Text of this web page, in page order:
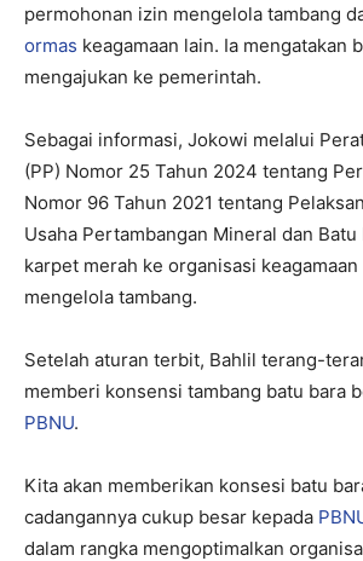
permohonan izin mengelola tambang
ormas keagamaan lain. Ia mengatakan
mengajukan ke pemerintah.
Sebagai informasi, Jokowi melalui
(PP) Nomor 25 Tahun 2024 tentang
Nomor 96 Tahun 2021 tentang
Usaha Pertambangan Mineral dan
karpet merah ke organisasi
mengelola tambang.
Setelah aturan terbit, Bahlil terang-
memberi konsensi tambang batu bara
PBNU.
Kita akan memberikan konsesi batu
cadangannya cukup besar kepada
dalam rangka mengoptimalkan